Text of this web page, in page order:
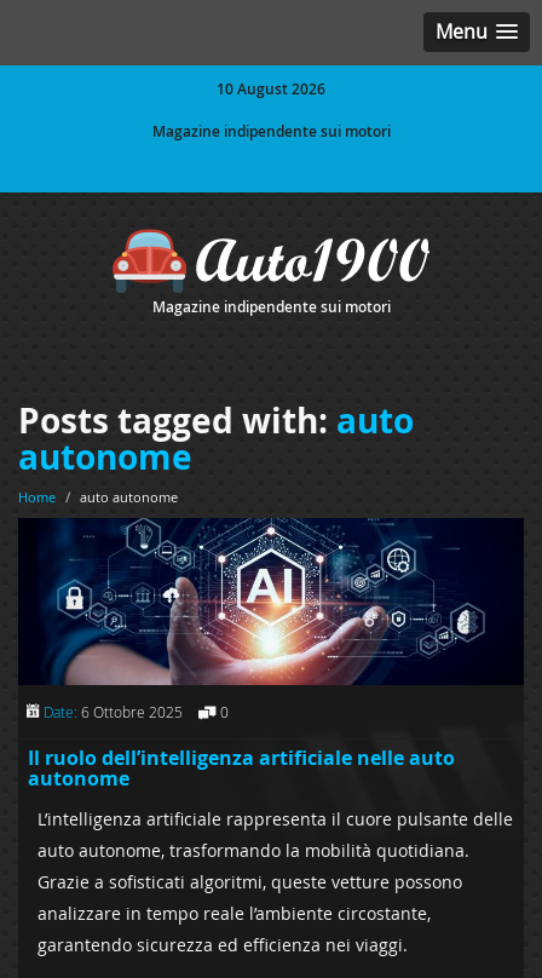
Menu
10 August 2026
Magazine indipendente sui motori
Magazine indipendente sui motori
Posts tagged with: auto
autonome
Home / auto autonome
Date: 6 Ottobre 2025 0
Il ruolo dell’intelligenza artificiale nelle auto
autonome
L’intelligenza artificiale rappresenta il cuore pulsante delle
auto autonome, trasformando la mobilità quotidiana.
Grazie a sofisticati algoritmi, queste vetture possono
analizzare in tempo reale l’ambiente circostante,
garantendo sicurezza ed efficienza nei viaggi.